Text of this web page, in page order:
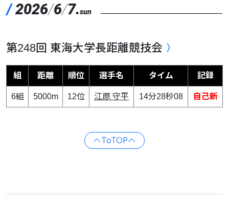
/2026/6/7.sun
第248回 東海大学長距離競技会
組 距離 順位 選手名 タイム 記録
6組 5000m 12位 江原 守平 14分28秒08 自己新
ToTOP